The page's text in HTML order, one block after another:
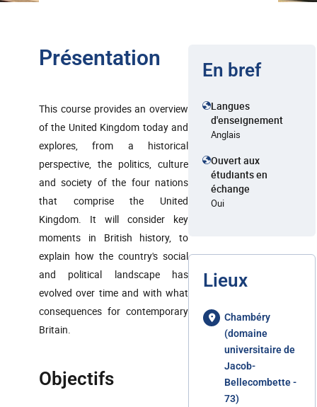
Présentation
This course provides an overview
of the United Kingdom today and
explores, from a historical
perspective, the politics, culture
and society of the four nations
that comprise the United
Kingdom. It will consider key
moments in British history, to
explain how the country's social
and political landscape has
evolved over time and with what
consequences for contemporary
Britain.
Objectifs
En bref
Langues
d'enseignement
Anglais
Ouvert aux
étudiants en
échange
Oui
Lieux
Chambéry
(domaine
universitaire de
Jacob-
Bellecombette -
73)